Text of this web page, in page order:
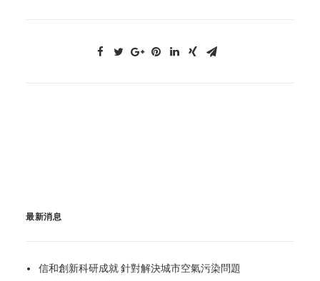
最新消息
信和創新科研成就 針對解決城市空氣污染問題